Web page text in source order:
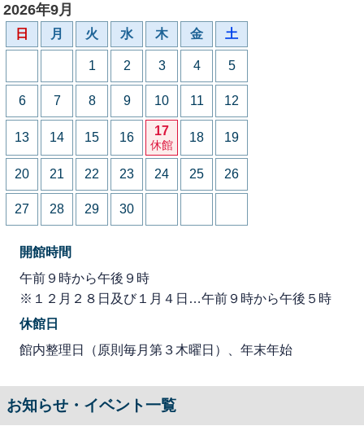
2026年9月
日 月 火 水 木 金 土
1 2 3 4 5
6 7 8 9 10 11 12
13 14 15 16 17
休館
18 19
20 21 22 23 24 25 26
27 28 29 30
開館時間
午前９時から午後９時
※１２月２８日及び１月４日…午前９時から午後５時
休館日
館内整理日（原則毎月第３木曜日）、年末年始
お知らせ・イベント一覧